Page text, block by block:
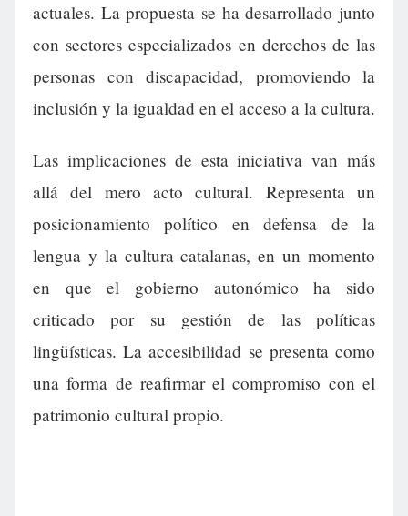
actuales. La propuesta se ha desarrollado junto
con sectores especializados en derechos de las
personas con discapacidad, promoviendo la
inclusión y la igualdad en el acceso a la cultura.
Las implicaciones de esta iniciativa van más
allá del mero acto cultural. Representa un
posicionamiento político en defensa de la
lengua y la cultura catalanas, en un momento
en que el gobierno autonómico ha sido
criticado por su gestión de las políticas
lingüísticas. La accesibilidad se presenta como
una forma de reafirmar el compromiso con el
patrimonio cultural propio.